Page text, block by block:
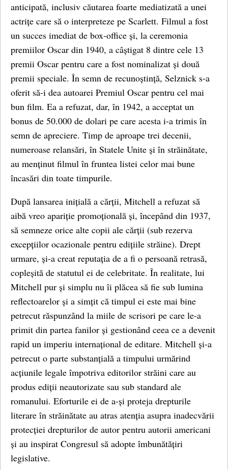
anticipată, inclusiv căutarea foarte mediatizată a unei
actrițe care să o interpreteze pe Scarlett. Filmul a fost
un succes imediat de box-office și, la ceremonia
premiilor Oscar din 1940, a câștigat 8 dintre cele 13
premii Oscar pentru care a fost nominalizat și două
premii speciale. În semn de recunoștință, Selznick s-a
oferit să-i dea autoarei Premiul Oscar pentru cel mai
bun film. Ea a refuzat, dar, în 1942, a acceptat un
bonus de 50.000 de dolari pe care acesta i-a trimis în
semn de apreciere. Timp de aproape trei decenii,
numeroase relansări, în Statele Unite și în străinătate,
au menținut filmul în fruntea listei celor mai bune
încasări din toate timpurile.
După lansarea inițială a cărții, Mitchell a refuzat să
aibă vreo apariție promoțională și, începând din 1937,
să semneze orice alte copii ale cărții (sub rezerva
excepțiilor ocazionale pentru edițiile străine). Drept
urmare, și-a creat reputația de a fi o persoană retrasă,
copleșită de statutul ei de celebritate. În realitate, lui
Mitchell pur și simplu nu îi plăcea să fie sub lumina
reflectoarelor și a simțit că timpul ei este mai bine
petrecut răspunzând la miile de scrisori pe care le-a
primit din partea fanilor și gestionând ceea ce a devenit
rapid un imperiu internațional de editare. Mitchell și-a
petrecut o parte substanțială a timpului urmărind
acțiunile legale împotriva editorilor străini care au
produs ediții neautorizate sau sub standard ale
romanului. Eforturile ei de a-și proteja drepturile
literare în străinătate au atras atenția asupra inadecvării
protecției drepturilor de autor pentru autorii americani
și au inspirat Congresul să adopte îmbunătățiri
legislative.